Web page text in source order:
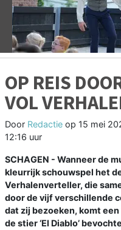
Vorige
OP REIS
VOL
Door Redactie op 15 mei
12:16 uur
SCHAGEN - Wanneer de
kleurrijk schouwspel het
Verhalenverteller, die
door de vijf verschillende
dat zij bezoeken, komt
de stier ‘El Diablo’